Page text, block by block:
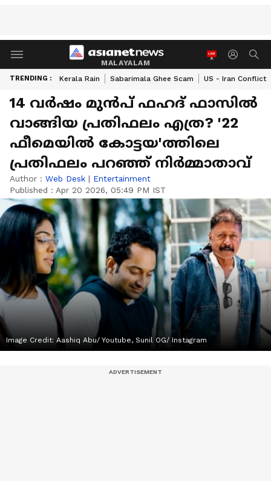
MALAYALAM
TRENDING : Kerala Rain Sabarimala Ghee Scam US - Iran Conflict
14 വര്‍ഷം മുന്‍പ് ഫഹദ് ഫാസില്‍
വാങ്ങിയ പ്രതിഫലം എത്ര? '22
ഫീമെയില്‍ കോട്ടയ'ത്തിലെ
പ്രതിഫലം പറഞ്ഞ് നിര്‍മ്മാതാവ്
Author : Web Desk | Entertainment
Published : Apr 20 2026, 05:49 PM IST
Image Credit: Aashiq Abu/ Youtube, Sunil OG/ Instagram